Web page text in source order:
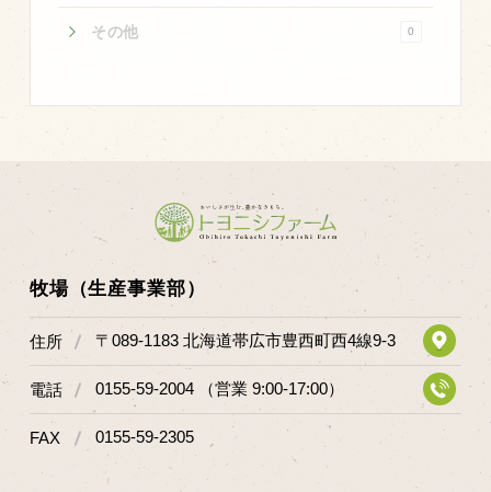
その他 0
牧場（生産事業部）
住所 〒089-1183 北海道帯広市豊西町西4線9-3
電話 0155-59-2004 （営業 9:00-17:00）
FAX 0155-59-2305
厚切ステーキ
ハンバーグ
黒にんにく
豊西ソース
取り扱い店
販売店
飲食店
その他
マップから探す